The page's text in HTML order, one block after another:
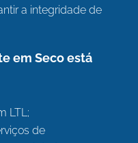
a integridade de
em Seco está
LTL;
de